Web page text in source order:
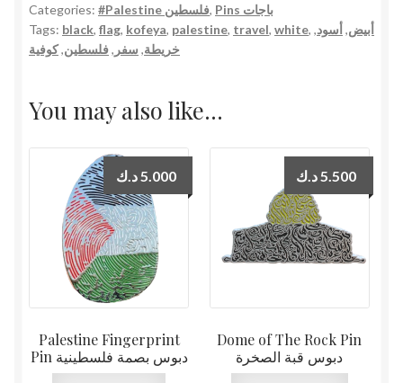
Categories:
#Palestine فلسطين,
Pins باجات
Tags: black, flag, kofeya, palestine, travel, white, أبيض, أسود,
خريطة, سفر ,فلسطين,كوفية
You may also like…
Palestine Fingerprint
Pin دبوس بصمة فلسطينية
5.000 د.ك
Dome of The Rock Pin
دبوس قبة الصخرة
5.500 د.ك